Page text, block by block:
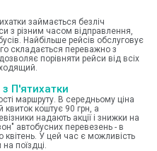
займається безліч
з різним часом відправлення,
Найбільше рейсів обслуговує
складається переважно з
порівняти рейси від всіх
з П'ятихатки
маршруту. В середньому ціна
коштує 90 грн, а
надають акції і знижки на
автобусних перевезень - в
квітень. У цей час є можливість
поїздці.